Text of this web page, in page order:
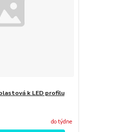
k LED profilu
do týdne